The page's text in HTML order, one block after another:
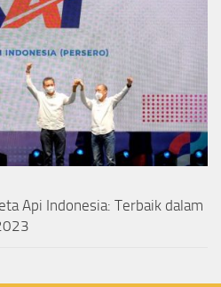
Api Indonesia: Terbaik dalam